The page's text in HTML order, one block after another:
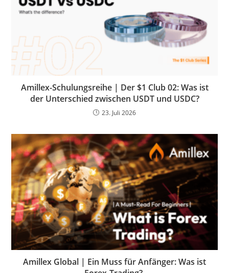
Amillex-Schulungsreihe | Der $1 Club 02: Was ist
der Unterschied zwischen USDT und USDC?
23. Juli 2026
Amillex Global | Ein Muss für Anfänger: Was ist